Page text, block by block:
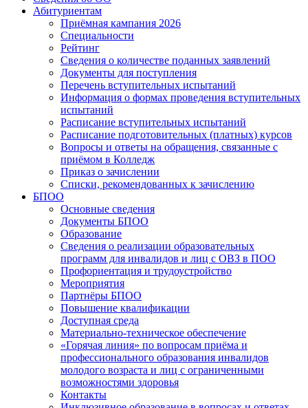
Абитуриентам
Приёмная кампания 2026
Специальности
Рейтинг
Сведения о количестве поданных заявлений
Документы для поступления
Перечень вступительных испытаний
Информация о формах проведения вступительных
испытаний
Расписание вступительных испытаний
Расписание подготовительных (платных) курсов
Вопросы и ответы на обращения, связанные с
приёмом в Колледж
Приказ о зачислении
Списки, рекомендованных к зачислению
БПОО
Основные сведения
Документы БПОО
Образование
Сведения о реализации образовательных
программ для инвалидов и лиц с ОВЗ в ПОО
Профориентация и трудоустройство
Мероприятия
Партнёры БПОО
Повышение квалификации
Доступная среда
Материально-техническое обеспечение
«Горячая линия» по вопросам приёма и
профессионального образования инвалидов
молодого возраста и лиц с ограниченными
возможностями здоровья
Контакты